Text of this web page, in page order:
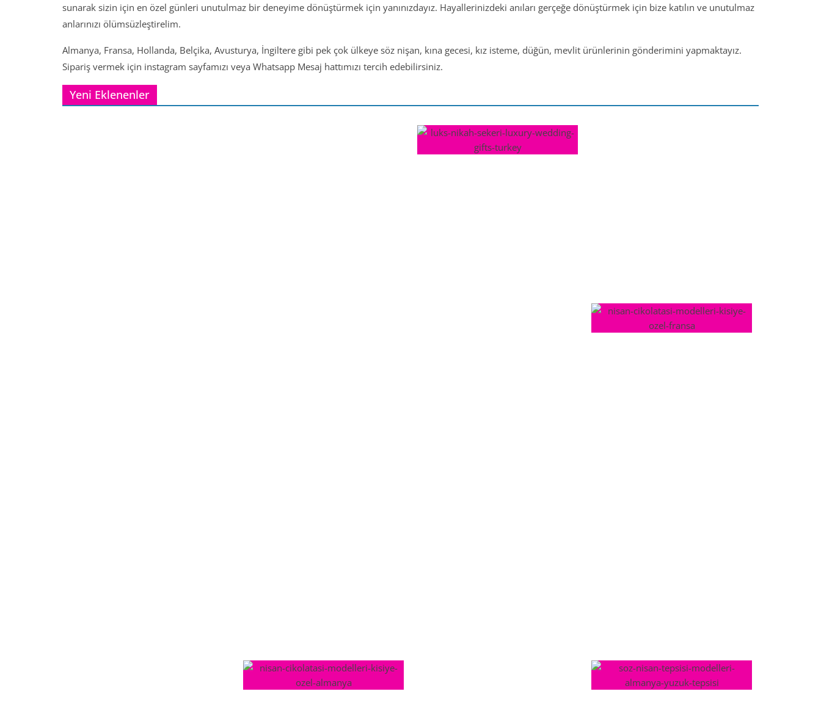
sunarak sizin için en özel günleri unutulmaz bir deneyime dönüştürmek için yanınızdayız. Hayallerinizdeki anıları gerçeğe dönüştürmek için bize katılın ve unutulmaz
anlarınızı ölümsüzleştirelim.
Almanya, Fransa, Hollanda, Belçika, Avusturya, İngiltere gibi pek çok ülkeye söz nişan, kına gecesi, kız isteme, düğün, mevlit ürünlerinin gönderimini yapmaktayız.
Sipariş vermek için instagram sayfamızı veya Whatsapp Mesaj hattımızı tercih edebilirsiniz.
Yeni Eklenenler